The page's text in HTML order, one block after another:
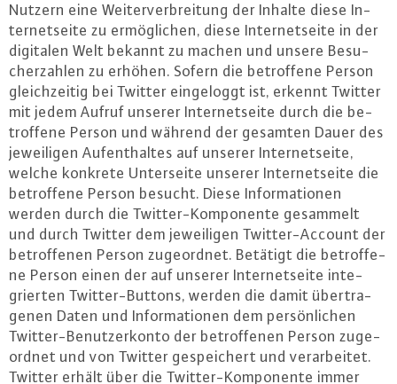
Nutzern eine Wei­ter­ver­brei­tung der Inhalte diese In­
ter­net­sei­te zu er­mög­li­chen, diese In­ter­net­sei­te in der
digitalen Welt bekannt zu machen und unsere Be­su­
cher­zah­len zu erhöhen. Sofern die be­trof­fe­ne Person
gleich­zei­tig bei Twitter ein­ge­loggt ist, erkennt Twitter
mit jedem Aufruf unserer In­ter­net­sei­te durch die be­
trof­fe­ne Person und während der gesamten Dauer des
je­wei­li­gen Auf­ent­hal­tes auf unserer In­ter­net­sei­te,
welche konkrete Un­ter­sei­te unserer In­ter­net­sei­te die
be­trof­fe­ne Person besucht. Diese In­for­ma­tio­nen
werden durch die Twit­ter-Kom­po­nen­te gesammelt
und durch Twitter dem je­wei­li­gen Twit­ter-Ac­count der
be­trof­fe­nen Person zu­ge­ord­net. Betätigt die be­trof­fe­
ne Person einen der auf unserer In­ter­net­sei­te in­te­
grier­ten Twit­ter-But­tons, werden die damit über­tra­
ge­nen Daten und In­for­ma­tio­nen dem per­sön­li­chen
Twit­ter-Be­nut­zer­kon­to der be­trof­fe­nen Person zu­ge­
ord­net und von Twitter ge­spei­chert und ver­ar­bei­tet.
Twitter erhält über die Twit­ter-Kom­po­nen­te immer